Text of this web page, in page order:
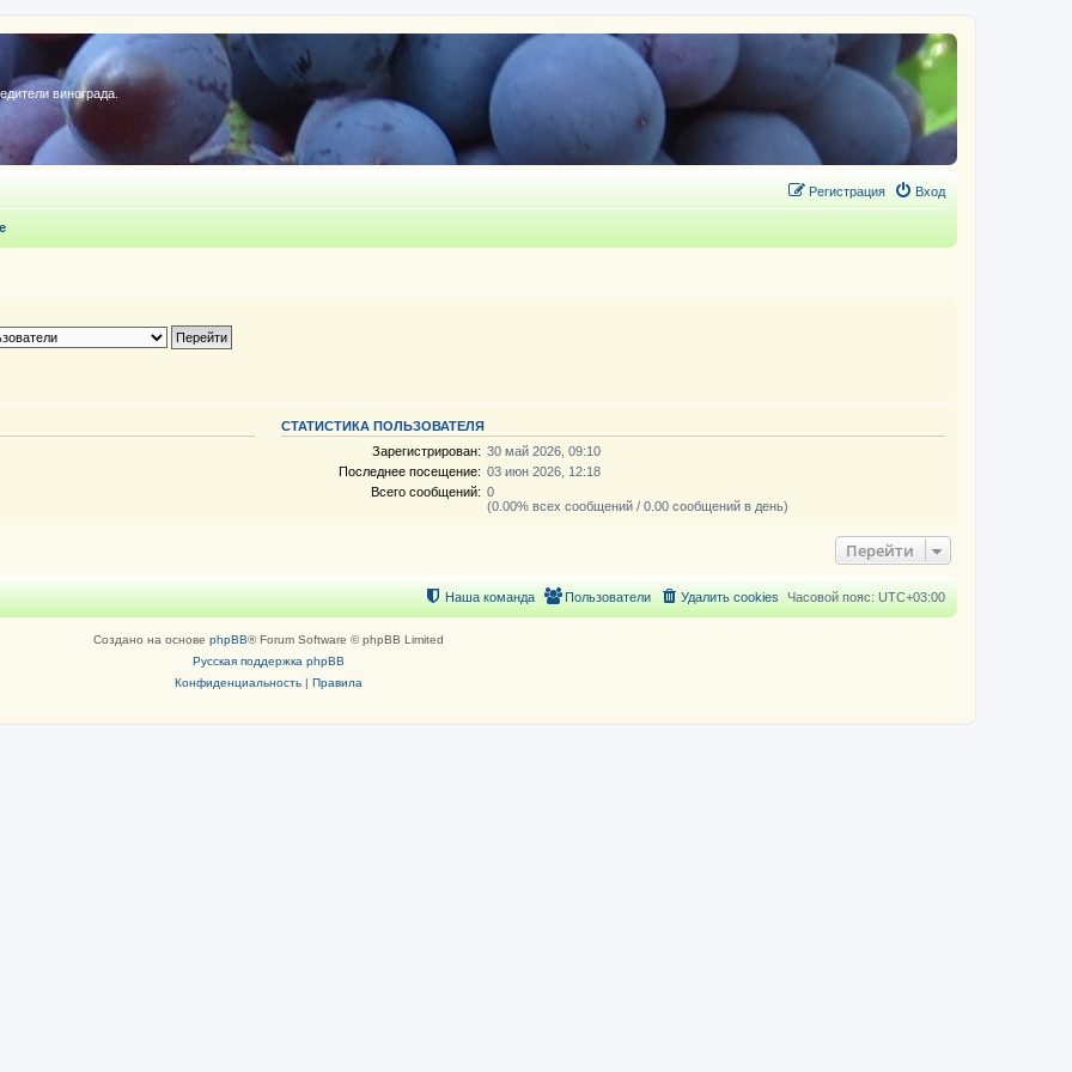
винограда.
Вход
Регистрация
СТАТИСТИКА ПОЛЬЗОВАТЕЛЯ
Зарегистрирован: 30 май 2026, 09:10
Последнее посещение: 03 июн 2026, 12:18
Всего сообщений: 0
(0.00% всех сообщений / 0.00 сообщений в день)
Перейти
Часовой пояс: UTC+03:00
Удалить cookies
Пользователи
Наша команда
Создано на основе phpBB® Forum Software © phpBB Limited
Русская поддержка phpBB
Конфиденциальность| Правила